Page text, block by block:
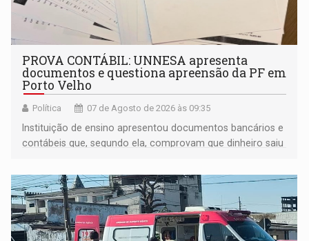
PROVA CONTÁBIL: UNNESA apresenta
documentos e questiona apreensão da PF em
Porto Velho
Política 07 de Agosto de 2026 às 09:35
Instituição de ensino apresentou documentos bancários e
contábeis que, segundo ela, comprovam que dinheiro saiu
apreendido quando já estava dentro da sede da entidade
— em pleno ano eleitoral em Rondônia